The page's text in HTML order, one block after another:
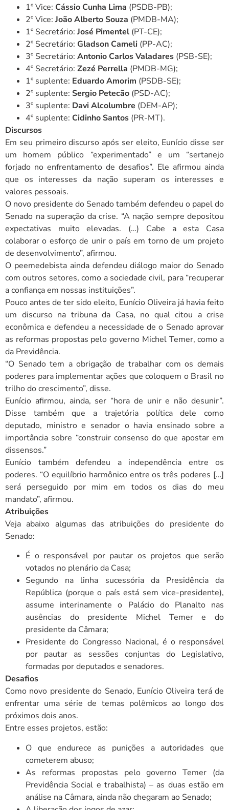
1º Vice: Cássio Cunha Lima (PSDB-PB);
2º Vice: João Alberto Souza (PMDB-MA);
1º Secretário: José Pimentel (PT-CE);
2º Secretário: Gladson Cameli (PP-AC);
3º Secretário: Antonio Carlos Valadares (PSB-SE);
4º Secretário: Zezé Perrella (PMDB-MG);
1º suplente: Eduardo Amorim (PSDB-SE);
2º suplente: Sergio Petecão (PSD-AC);
3º suplente: Davi Alcolumbre (DEM-AP);
4º suplente: Cidinho Santos (PR-MT).
Discursos
Em seu primeiro discurso após ser eleito, Eunício disse ser
um homem público “experimentado” e um “sertanejo
forjado no enfrentamento de desafios”. Ele afirmou ainda
que os interesses da nação superam os interesses e
valores pessoais.
O novo presidente do Senado também defendeu o papel do
Senado na superação da crise. “A nação sempre depositou
expectativas muito elevadas. (…) Cabe a esta Casa
colaborar o esforço de unir o país em torno de um projeto
de desenvolvimento”, afirmou.
O peemedebista ainda defendeu diálogo maior do Senado
com outros setores, como a sociedade civil, para “recuperar
a confiança em nossas instituições”.
Pouco antes de ter sido eleito, Eunício Oliveira já havia feito
um discurso na tribuna da Casa, no qual citou a crise
econômica e defendeu a necessidade de o Senado aprovar
as reformas propostas pelo governo Michel Temer, como a
da Previdência.
“O Senado tem a obrigação de trabalhar com os demais
poderes para implementar ações que coloquem o Brasil no
trilho do crescimento”, disse.
Eunício afirmou, ainda, ser “hora de unir e não desunir”.
Disse também que a trajetória política dele como
deputado, ministro e senador o havia ensinado sobre a
importância sobre “construir consenso do que apostar em
dissensos.”
Eunício também defendeu a independência entre os
poderes. “O equilíbrio harmônico entre os três poderes […]
será perseguido por mim em todos os dias do meu
mandato”, afirmou.
Atribuições
Veja abaixo algumas das atribuições do presidente do
Senado:
É o responsável por pautar os projetos que serão
votados no plenário da Casa;
Segundo na linha sucessória da Presidência da
República (porque o país está sem vice-presidente),
assume interinamente o Palácio do Planalto nas
ausências do presidente Michel Temer e do
presidente da Câmara;
Presidente do Congresso Nacional, é o responsável
por pautar as sessões conjuntas do Legislativo,
formadas por deputados e senadores.
Desafios
Como novo presidente do Senado, Eunício Oliveira terá de
enfrentar uma série de temas polêmicos ao longo dos
próximos dois anos.
Entre esses projetos, estão:
O que endurece as punições a autoridades que
cometerem abuso;
As reformas propostas pelo governo Temer (da
Previdência Social e trabalhista) – as duas estão em
análise na Câmara, ainda não chegaram ao Senado;